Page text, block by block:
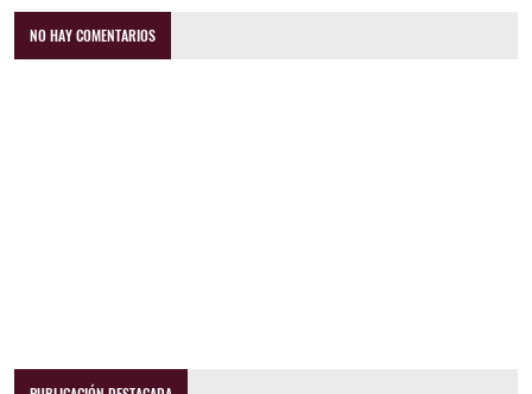
NO HAY COMENTARIOS